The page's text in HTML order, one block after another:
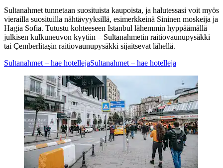
Sultanahmet tunnetaan suosituista kaupoista, ja halutessasi voit myös
vierailla suosituilla nähtävyyksillä, esimerkkeinä Sininen moskeija ja
Hagia Sofia. Tutustu kohteeseen Istanbul lähemmin hyppäämällä
julkisen kulkuneuvon kyytiin – Sultanahmetin raitiovaunupysäkki
tai Çemberlitaşin raitiovaunupysäkki sijaitsevat lähellä.
Sultanahmet – hae hotellejaSultanahmet – hae hotelleja